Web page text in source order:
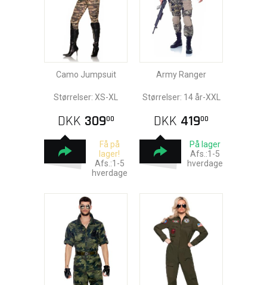
Camo Jumpsuit
Størrelser: XS-XL
DKK 30900
Få på
lager!
Afs.:1-5
hverdage
Army Ranger
Størrelser: 14 år-XXL
DKK 41900
På lager
Afs.:1-5
hverdage